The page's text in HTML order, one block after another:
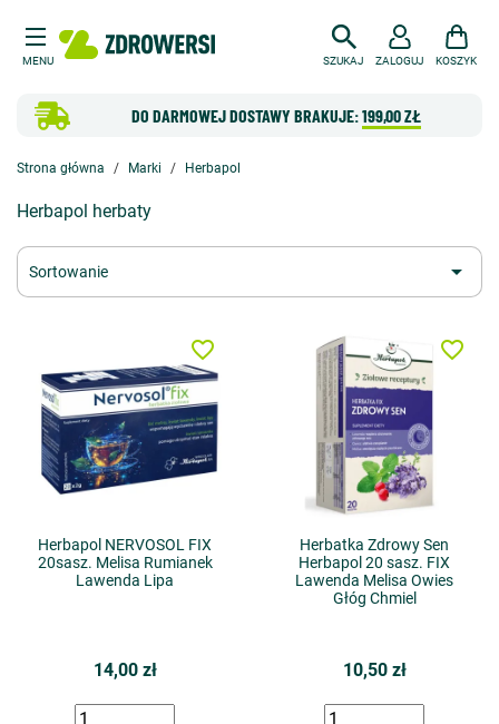
MENU SZUKAJ
DO DARMOWEJ DOSTAWY BRAKUJE:199,00 ZŁ
ZALOGUJ KOSZYK
Strona główna Marki Herbapol
Herbapol herbaty
Sortowanie 
Herbapol NERVOSOL FIX
20sasz. Melisa Rumianek
Lawenda Lipa
14,00 zł
favorite_border
Herbatka Zdrowy Sen
Herbapol 20 sasz. FIX
Lawenda Melisa Owies
Głóg Chmiel
10,50 zł
favorite_border